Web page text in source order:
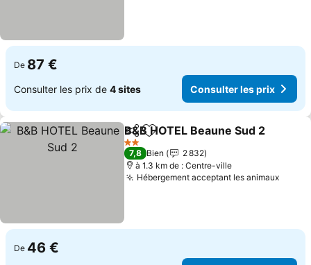
De 87 €
Consulter les prix de 4 sites Consulter les prix
PartagerAjouter à mes favoris
B&B HOTEL Beaune Sud 2
2 Étoiles
7,8 Bien
2 832
à 1.3 km de : Centre-ville
Hébergement acceptant les animaux
De 46 €